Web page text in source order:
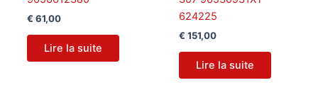
€ 61,00
Lire la suite
624225
€ 151,00
Lire la suite